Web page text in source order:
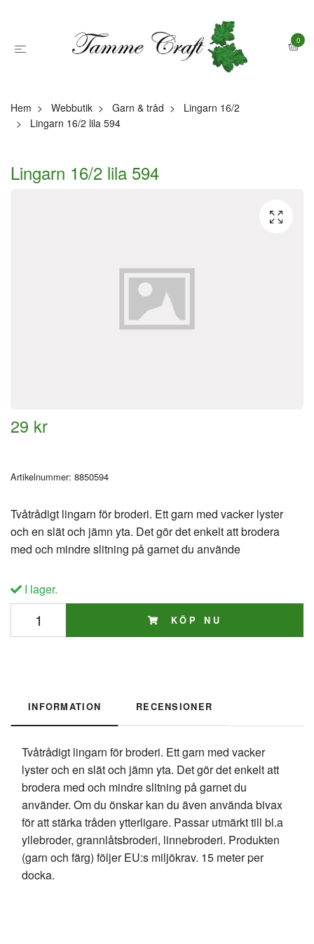
0
Hem Webbutik Garn & tråd
Lingarn 16/2
Lingarn 16/2 lila 594
Lingarn 16/2 lila 594
29 kr
Artikelnummer: 8850594
Tvåtrådigt lingarn för broderi. Ett garn med vacker lyster
och en slät och jämn yta. Det gör det enkelt att brodera
med och mindre slitning på garnet du använde
I lager.
KÖP NU
INFORMATION RECENSIONER
Tvåtrådigt lingarn för broderi. Ett garn med vacker
lyster och en slät och jämn yta. Det gör det enkelt att
brodera med och mindre slitning på garnet du
använder. Om du önskar kan du även använda bivax
för att stärka tråden ytterligare. Passar utmärkt till bl.a
yllebroder, grannlåtsbroderi, linnebroderi. Produkten
(garn och färg) följer EU:s miljökrav. 15 meter per
docka.